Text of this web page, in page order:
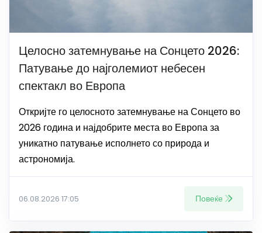
Целосно затемнување на Сонцето 2026:
Патување до најголемиот небесен
спектакл во Европа
Откријте го целосното затемнување на Сонцето во
2026 година и најдобрите места во Европа за
уникатно патување исполнето со природа и
астрономија.
06.08.2026 17:05 Повеќе